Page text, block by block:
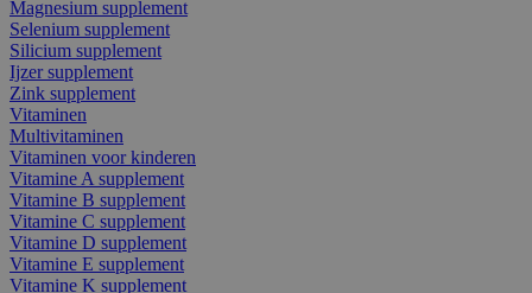
Magnesium supplement
Selenium supplement
Silicium supplement
Ijzer supplement
Zink supplement
Vitaminen
Multivitaminen
Vitaminen voor kinderen
Vitamine A supplement
Vitamine B supplement
Vitamine C supplement
Vitamine D supplement
Vitamine E supplement
Vitamine K supplement